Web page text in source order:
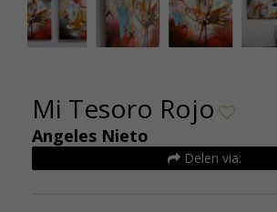
Mi Tesoro Rojo
Angeles Nieto
Delen via: